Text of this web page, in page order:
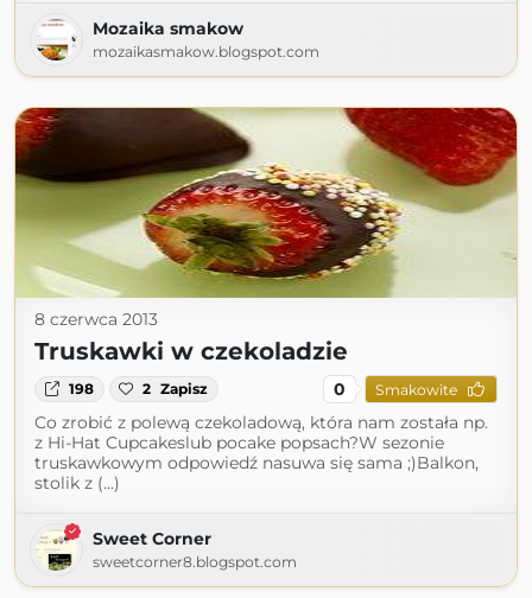
Mozaika smakow
mozaikasmakow.blogspot.com
8 czerwca 2013
Truskawki w czekoladzie
198 2 Zapisz 0 Smakowite
Co zrobić z polewą czekoladową, która nam została np.
z Hi-Hat Cupcakeslub pocake popsach?W sezonie
truskawkowym odpowiedź nasuwa się sama ;)Balkon,
stolik z (...)
Sweet Corner
sweetcorner8.blogspot.com